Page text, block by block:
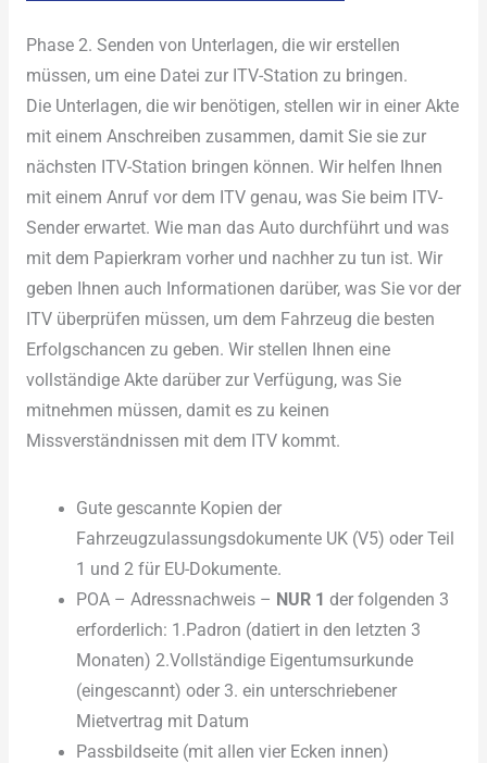
Phase 2. Senden von Unterlagen, die wir erstellen
müssen, um eine Datei zur ITV-Station zu bringen.
Die Unterlagen, die wir benötigen, stellen wir in einer Akte
mit einem Anschreiben zusammen, damit Sie sie zur
nächsten ITV-Station bringen können. Wir helfen Ihnen
mit einem Anruf vor dem ITV genau, was Sie beim ITV-
Sender erwartet. Wie man das Auto durchführt und was
mit dem Papierkram vorher und nachher zu tun ist. Wir
geben Ihnen auch Informationen darüber, was Sie vor der
ITV überprüfen müssen, um dem Fahrzeug die besten
Erfolgschancen zu geben. Wir stellen Ihnen eine
vollständige Akte darüber zur Verfügung, was Sie
mitnehmen müssen, damit es zu keinen
Missverständnissen mit dem ITV kommt.
Gute gescannte Kopien der
Fahrzeugzulassungsdokumente UK (V5) oder Teil
1 und 2 für EU-Dokumente.
POA – Adressnachweis – NUR 1 der folgenden 3
erforderlich: 1.Padron (datiert in den letzten 3
Monaten) 2.Vollständige Eigentumsurkunde
(eingescannt) oder 3. ein unterschriebener
Mietvertrag mit Datum
Passbildseite (mit allen vier Ecken innen)